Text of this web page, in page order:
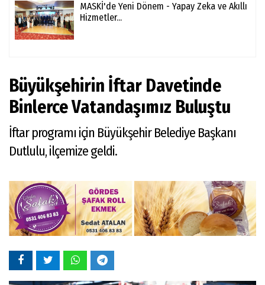
MASKİ'de Yeni Dönem - Yapay Zeka ve Akıllı
Hizmetler...
Büyükşehirin İftar Davetinde
Binlerce Vatandaşımız Buluştu
İftar programı için Büyükşehir Belediye Başkanı
Dutlulu, ilçemize geldi.